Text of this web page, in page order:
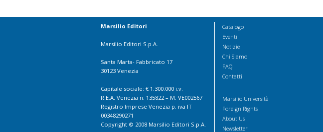
Marsilio Editori
Marsilio Editori S.p.A.
Santa Marta- Fabbricato 17
30123 Venezia
Capitale sociale: € 1.300.000 i.v.
R.E.A. Venezia n. 135822 – M. VE002567
Registro Imprese Venezia p. iva IT
00348290271
Copyright © 2008 Marsilio Editori S.p.A.
Catalogo
Eventi
Notizie
Chi Siamo
FAQ
Contatti
Marsilio Università
Foreign Rights
About Us
Newsletter